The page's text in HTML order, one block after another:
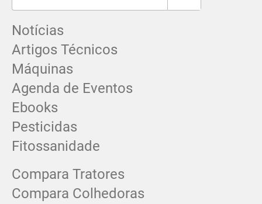
Notícias
Artigos Técnicos
Máquinas
Agenda de Eventos
Ebooks
Pesticidas
Fitossanidade
Compara Tratores
Compara Colhedoras